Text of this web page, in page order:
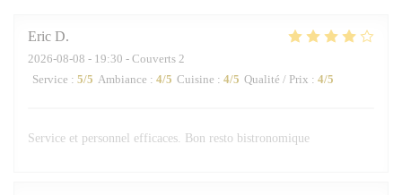
Eric D
2026-08-08 - 19:30 - Couverts 2
Service : 5/5 Ambiance : 4/5 Cuisine : 4/5 Qualité / Prix : 4/5
Service et personnel efficaces. Bon resto bistronomique